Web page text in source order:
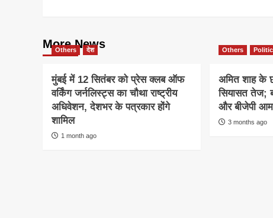
More News
Others देश
मुंबई में 12 सितंबर को प्रेस क्लब ऑफ
वर्किंग जर्नलिस्ट्स का चौथा राष्ट्रीय
अधिवेशन, देशभर के पत्रकार होंगे
शामिल
1 month ago
Others
अमित शाह के
सियासत तेज;
और बीजेपी
3 months ago